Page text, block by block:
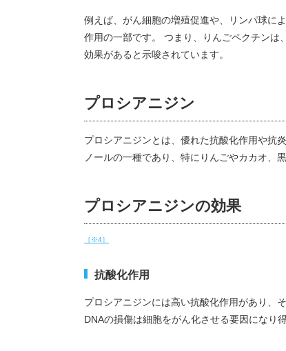
例えば、がん細胞の増殖促進や、リンパ球に
作用の一部です。 つまり、りんごペクチンは
効果があると示唆されています。
プロシアニジン
プロシアニジンとは、優れた抗酸化作用や抗
ノールの一種であり、特にりんごやカカオ、
プロシアニジンの効果
［※4］
抗酸化作用
プロシアニジンには高い抗酸化作用があり、
DNAの損傷は細胞をがん化させる要因になり